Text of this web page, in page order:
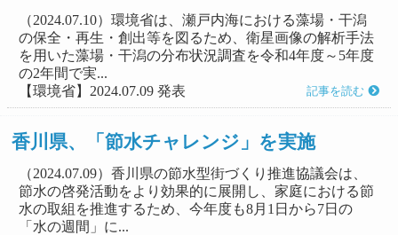
（2024.07.10）環境省は、瀬戸内海における藻場・干潟
の保全・再生・創出等を図るため、衛星画像の解析手法
を用いた藻場・干潟の分布状況調査を令和4年度～5年度
の2年間で実...
【環境省】2024.07.09 発表
記事を読む
香川県、「節水チャレンジ」を実施
（2024.07.09）香川県の節水型街づくり推進協議会は、
節水の啓発活動をより効果的に展開し、家庭における節
水の取組を推進するため、今年度も8月1日から7日の
「水の週間」に...